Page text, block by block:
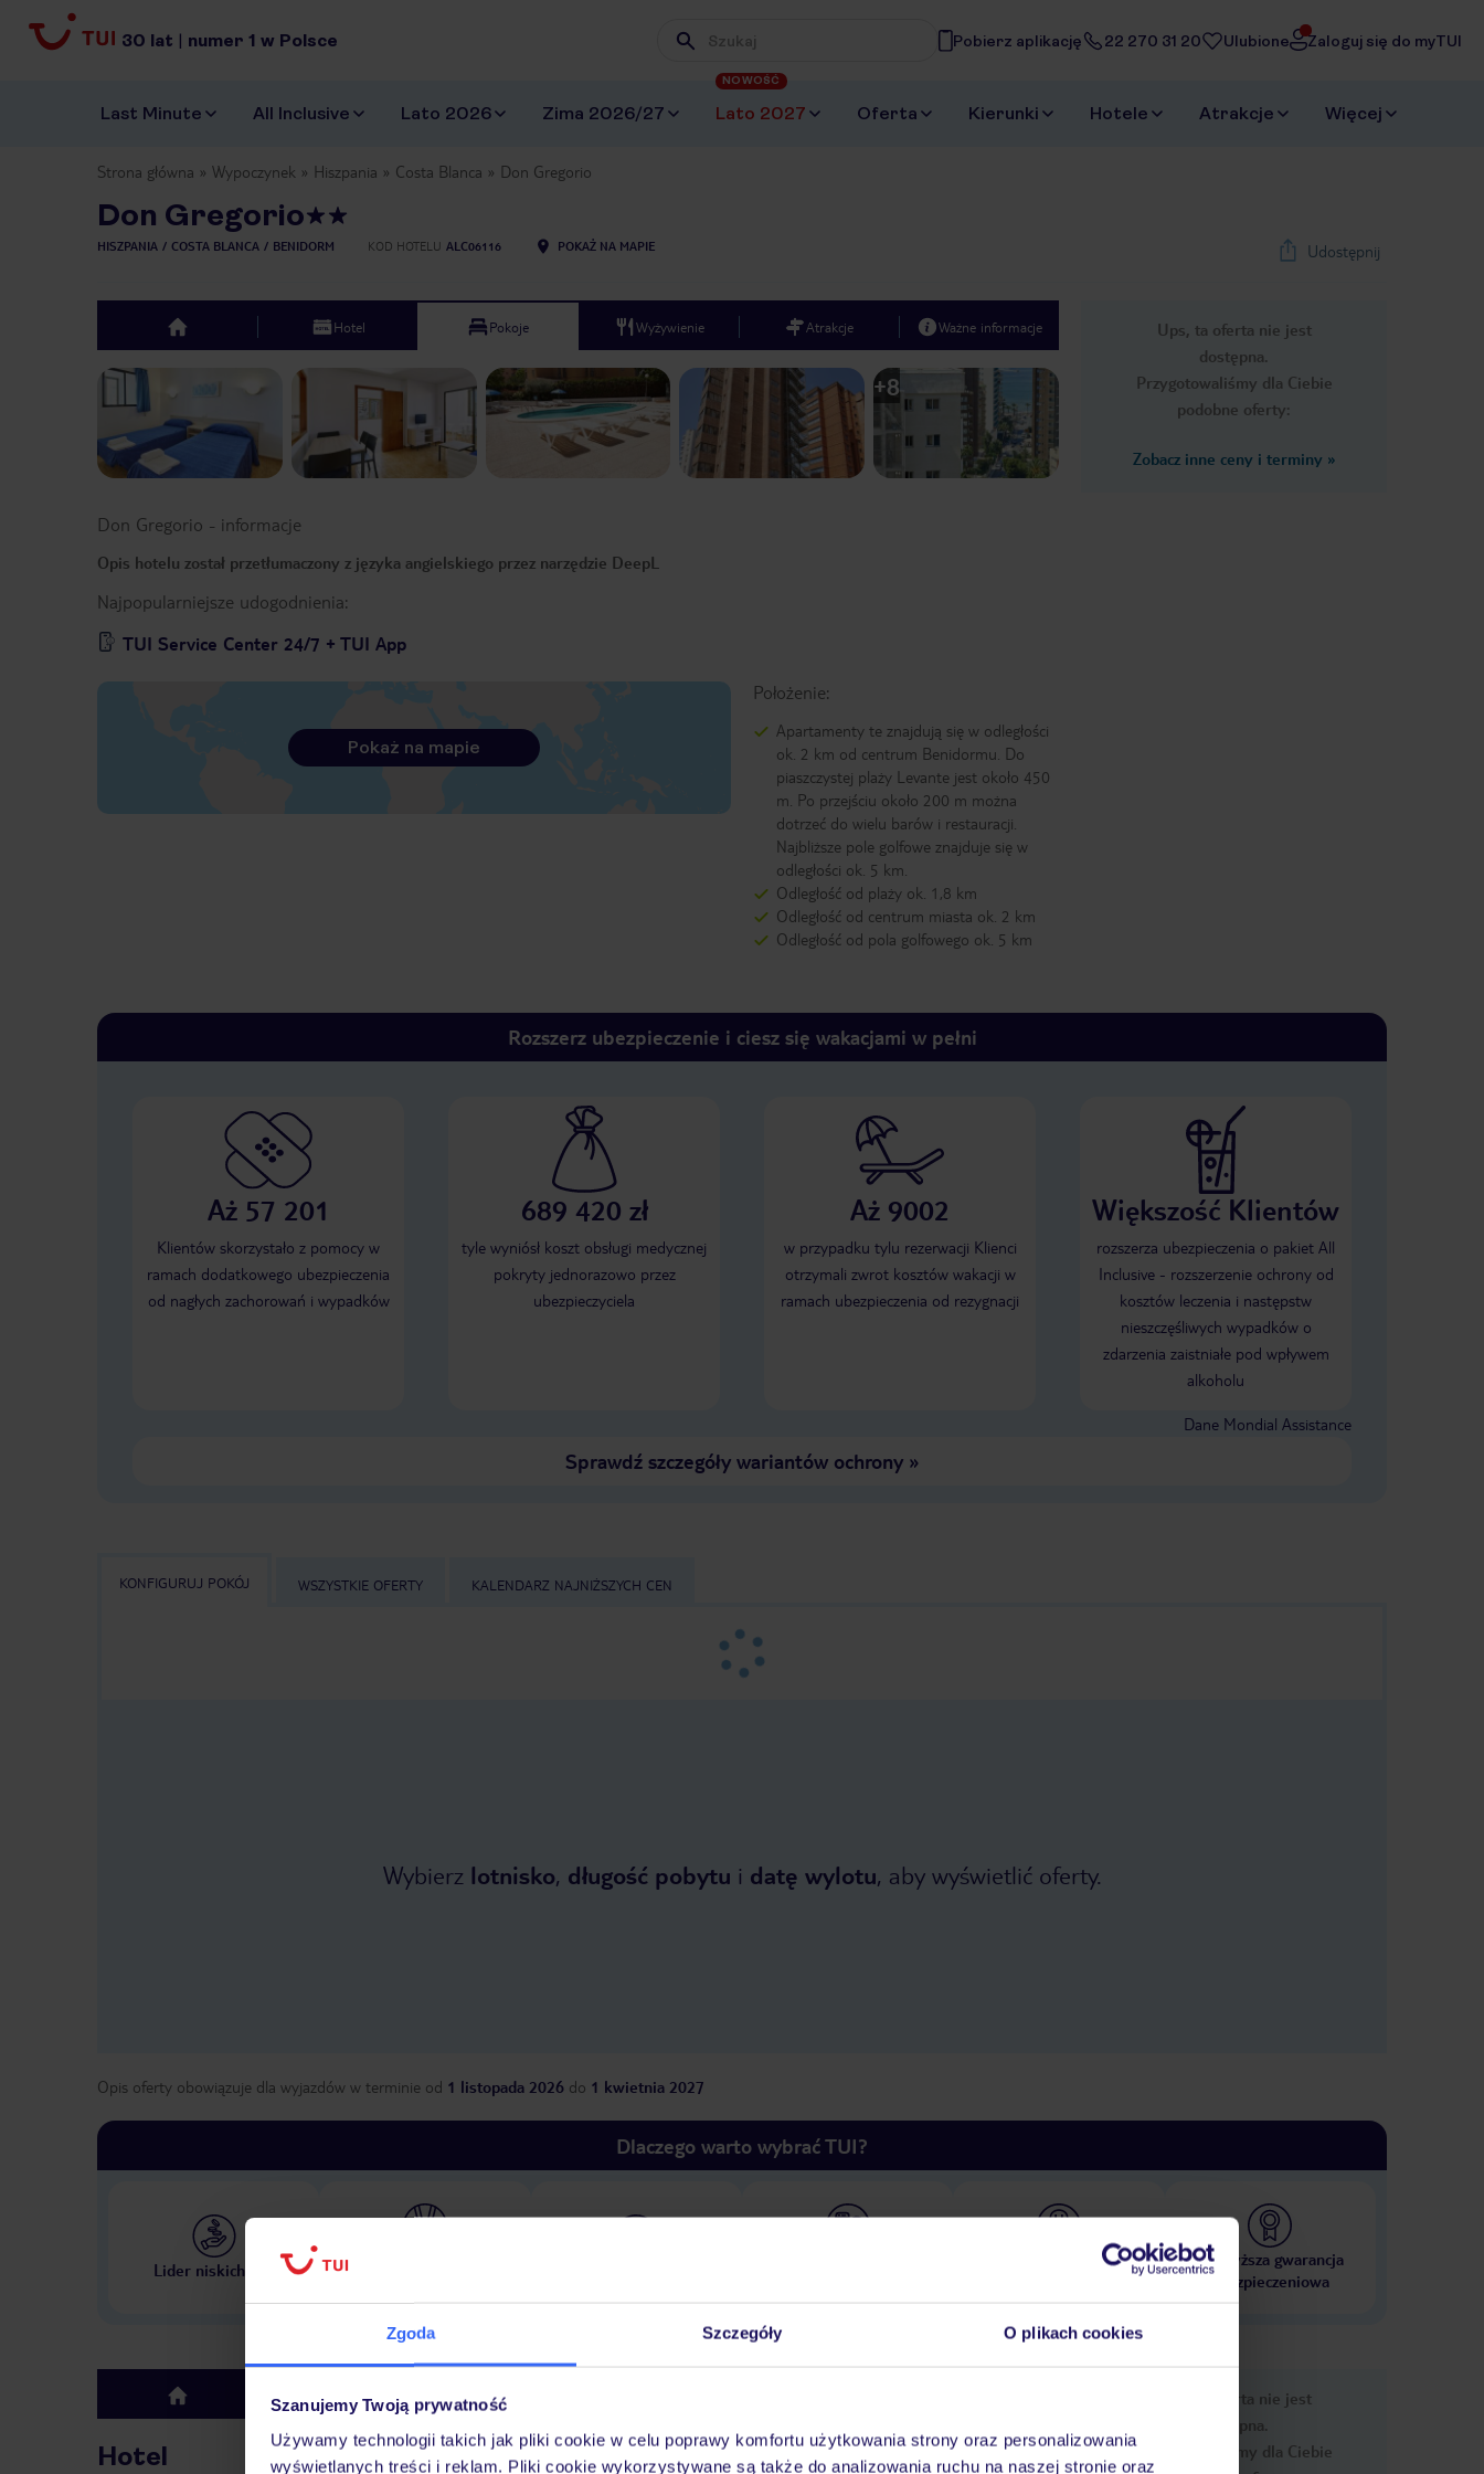
Zgoda Szczegóły O plikach cookies
Szanujemy Twoją prywatność
Używamy technologii takich jak pliki cookie w celu poprawy komfortu użytkowania strony oraz personalizowania
wyświetlanych treści i reklam. Pliki cookie wykorzystywane są także do analizowania ruchu na naszej stronie oraz
30 lat | numer 1 w Polsce Wpisz frazę, której szukasz
Pobierz aplikację 22 270 31 20 Ulubione Zaloguj się do myTUI
Last Minute All Inclusive Lato 2026 Zima 2026/27 Lato 2027
NOWOŚĆ
Oferta Kierunki Hotele Atrakcje Więcej
Strona główna Wypoczynek Hiszpania Costa Blanca Don Gregorio
Don Gregorio
HISZPANIA COSTA BLANCA BENIDORM KOD HOTELU ALC06116 POKAŻ NA MAPIE Udostępnij
Ups, ta oferta nie jest
dostępna.
Przygotowaliśmy dla Ciebie
podobne oferty:
Zobacz inne ceny i terminy »
top Hotel Pokoje Wyżywienie Atrakcje Ważne informacje
Previous slide Next slide
1 /14
+8
Don Gregorio - informacje
Opis hotelu został przetłumaczony z języka angielskiego przez narzędzie DeepL
Najpopularniejsze udogodnienia:
TUI Service Center 24/7 + TUI App
Położenie:
Apartamenty te znajdują się w odległości
ok. 2 km od centrum Benidormu. Do
piaszczystej plaży Levante jest około 450
m. Po przejściu około 200 m można
dotrzeć do wielu barów i restauracji.
Najbliższe pole golfowe znajduje się w
odległości ok. 5 km.
Odległość od plaży ok. 1,8 km
Odległość od centrum miasta ok. 2 km
Odległość od pola golfowego ok. 5 km
Pokaż na mapie
Rozszerz ubezpieczenie i ciesz się wakacjami w pełni
Aż 57 201
Klientów skorzystało z pomocy w
ramach dodatkowego ubezpieczenia
od nagłych zachorowań i wypadków
689 420 zł
tyle wyniósł koszt obsługi medycznej
pokryty jednorazowo przez
ubezpieczyciela
Aż 9002
w przypadku tylu rezerwacji Klienci
otrzymali zwrot kosztów wakacji w
ramach ubezpieczenia od rezygnacji
Większość Klientów
rozszerza ubezpieczenia o pakiet All
Inclusive - rozszerzenie ochrony od
kosztów leczenia i następstw
nieszczęśliwych wypadków o
zdarzenia zaistniałe pod wpływem
alkoholu
Dane Mondial Assistance
Sprawdź szczegóły wariantów ochrony»
KONFIGURUJ POKÓJ WSZYSTKIE OFERTY KALENDARZ NAJNIŻSZYCH CEN
Wybierz lotnisko, długość pobytu i datę wylotu, aby wyświetlić oferty.
Opis oferty obowiązuje dla wyjazdów w terminie od 1 listopada 2026 do 1 kwietnia 2027
Dlaczego warto wybrać TUI?
Lider niskich cen
Największe biuro podróży
10 000 hoteli w ponad 50
Najwyższa gwarancja
ubezpieczeniowa
top Hotel Pokoje
Hotel
Ups, ta oferta nie jest
dostępna.
Przygotowaliśmy dla Ciebie